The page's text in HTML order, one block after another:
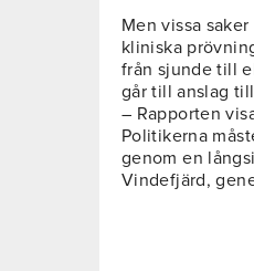
Men vissa
kliniska
från sjunde till
går till anslag
– Rapporten
Politikerna
genom en
Vindefjärd,